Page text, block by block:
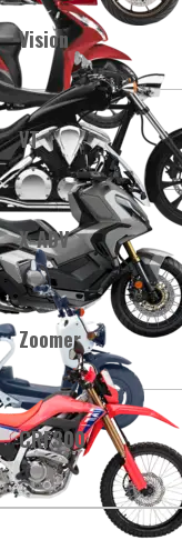
Vision
VT
X-ADV
Zoomer
CRF300